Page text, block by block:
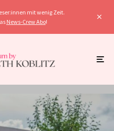
mit wenig Zeit.
News-Crew Abo!